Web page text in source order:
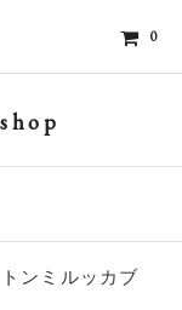
0
ンミルッカブ